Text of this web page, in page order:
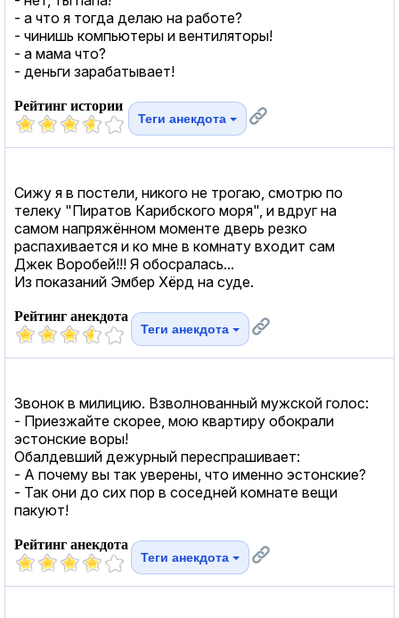
- а что я тогда делаю на работе?
- чинишь компьютеры и вентиляторы!
- а мама что?
- деньги зарабатывает!
Рейтинг истории
Теги анекдота
Сижу я в постели, никого не трогаю, смотрю по
телеку "Пиратов Карибского моря", и вдруг на
самом напряжённом моменте дверь резко
распахивается и ко мне в комнату входит сам
Джек Воробей!!! Я обосралась...
Из показаний Эмбер Хёрд на суде.
Рейтинг анекдота
Теги анекдота
Звонок в милицию. Взволнованный мужской голос:
- Приезжайте скорее, мою квартиру обокрали
эстонские воры!
Обалдевший дежурный переспрашивает:
- А почему вы так уверены, что именно эстонские?
- Так они до сих пор в соседней комнате вещи
пакуют!
Рейтинг анекдота
Теги анекдота